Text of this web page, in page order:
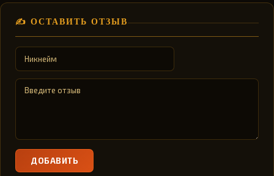
✍️ ОСТАВИТЬ ОТЗЫВ
ДОБАВИТЬ